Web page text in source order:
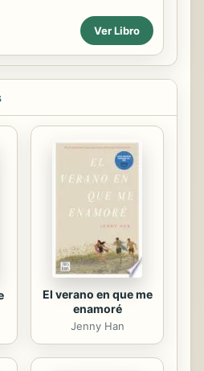
para ello en muchos años
realizado con aquellas
que maltratan a sus hijos.
que esos padres pueden ser
de acierto) a partir de
observaciones efectuadas
veinticuatro horas posteriores
del niño y demuestran
padres pueden ser
mediante una combinación
asistencia durante
y visitas realizadas por...
Ver Libro
El verano en que me
enamoré
Jenny Han